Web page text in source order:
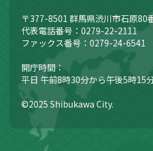
〒377-8501 群馬県渋川市石原80
代表電話番号：0279-22-2111
ファックス番号：0279-24-6541
開庁時間：
平日 午前8時30分から午後5時15
©2025 Shibukawa City.